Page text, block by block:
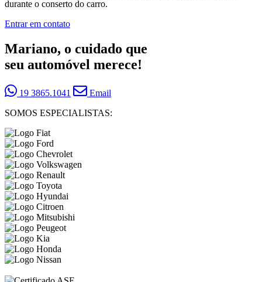
durante o conserto do carro.
Entrar em contato
Mariano, o cuidado que
seu automóvel merece!
19 3865.1041
Email
SOMOS ESPECIALISTAS: